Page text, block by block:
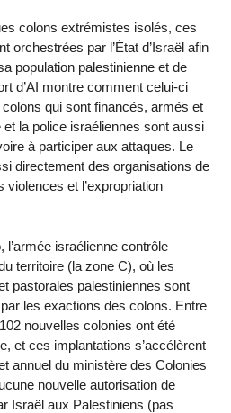
colons extrémistes isolés, ces
orchestrées par l’État d’Israël afin
population palestinienne et de
d’AI montre comment celui-ci
qui sont financés, armés et
et la police israéliennes sont aussi
à participer aux attaques. Le
directement des organisations de
et l’expropriation
l’armée israélienne contrôle
territoire (la zone C), où les
pastorales palestiniennes sont
les exactions des colons. Entre
nouvelles colonies ont été
et ces implantations s’accélèrent
annuel du ministère des Colonies
nouvelle autorisation de
Israël aux Palestiniens (pas